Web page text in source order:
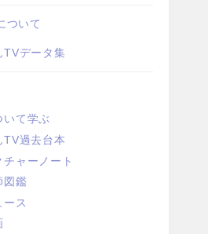
ついて
TVデータ集
いて学ぶ
TV過去台本
ャーノート
図鑑
ース